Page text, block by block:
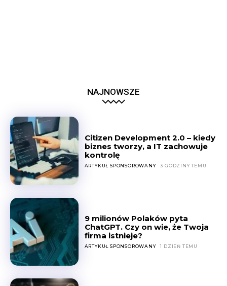
NAJNOWSZE
Citizen Development 2.0 – kiedy
biznes tworzy, a IT zachowuje
kontrolę
ARTYKUŁ SPONSOROWANY 3 GODZINY TEMU
9 milionów Polaków pyta
ChatGPT. Czy on wie, że Twoja
firma istnieje?
ARTYKUŁ SPONSOROWANY 1 DZIEŃ TEMU